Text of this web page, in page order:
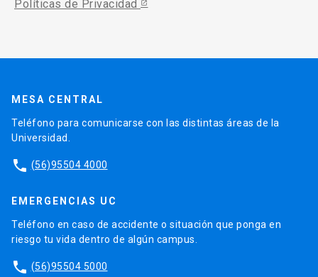
Políticas de Privacidad
MESA CENTRAL
Teléfono para comunicarse con las distintas áreas de la
Universidad.
phone (56)95504 4000
EMERGENCIAS UC
Teléfono en caso de accidente o situación que ponga en
riesgo tu vida dentro de algún campus.
phone (56)95504 5000